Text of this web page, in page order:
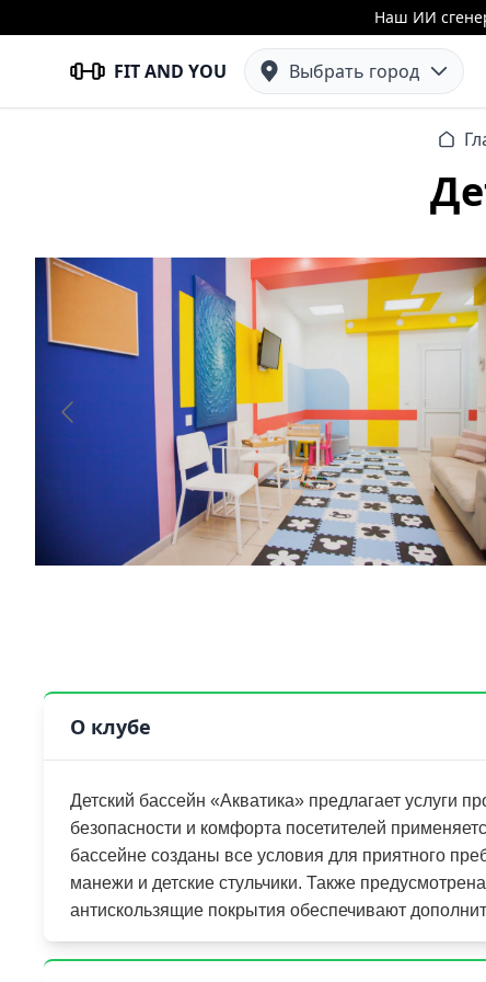
Наш ИИ
FIT AND YOU Выбрать город
О клубе
Детский бассейн «Акватика» предлагает услуги
безопасности и комфорта посетителей
бассейне созданы все условия для приятного
манежи и детские стульчики. Также
антискользящие покрытия обеспечивают